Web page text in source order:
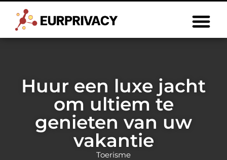
Huur een luxe jacht
om ultiem te
genieten van uw
vakantie
Toerisme